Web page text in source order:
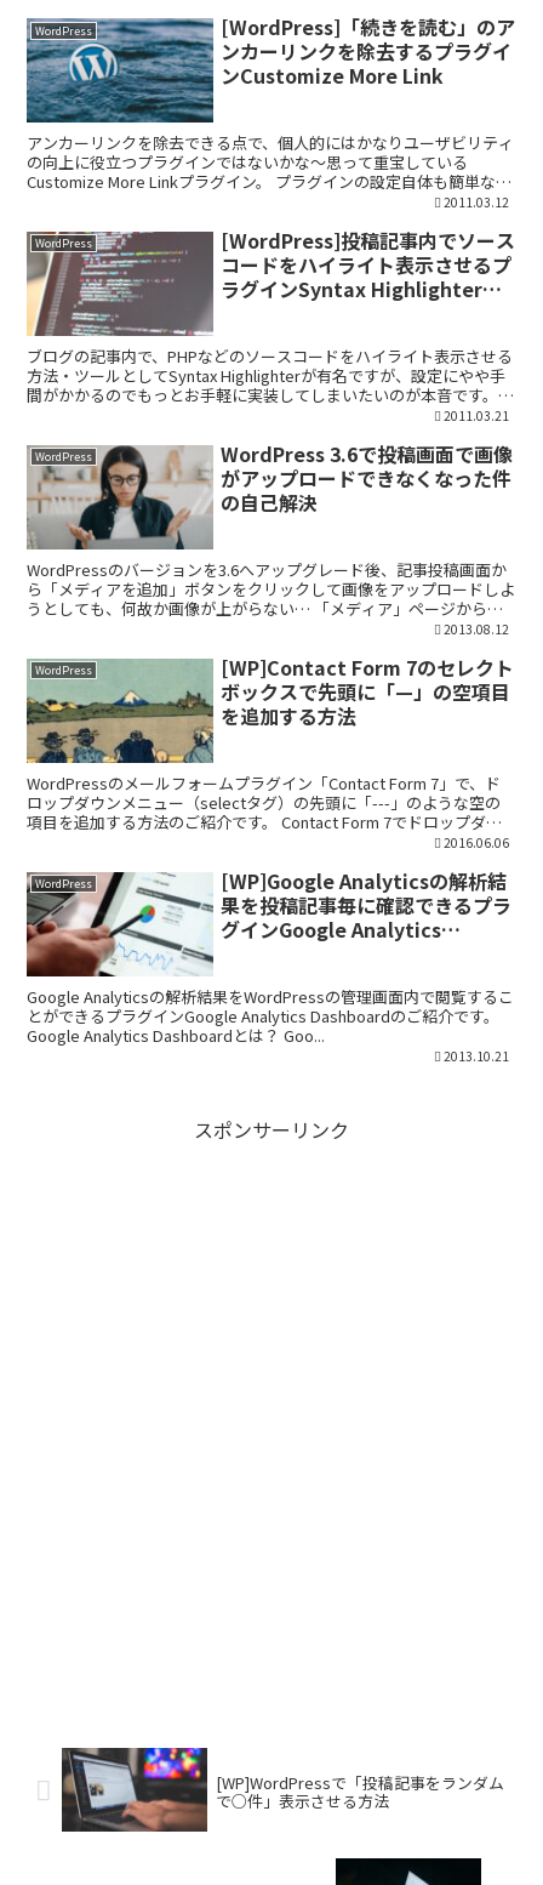
WordPress
[WordPress]「続きを読む」のア
ンカーリンクを除去するプラグイ
ンCustomize More Link
アンカーリンクを除去できる点で、個人的にはかなりユーザビリティ
の向上に役立つプラグインではないかな〜思って重宝している
Customize More Linkプラグイン。 プラグインの設定自体も簡単なの
2011.03.12
WordPress
[WordPress]投稿記事内でソース
コードをハイライト表示させるプ
ラグインSyntax Highlighterの
ブログの記事内で、PHPなどのソースコードをハイライト表示させる
方法・ツールとしてSyntax Highlighterが有名ですが、設定にやや手
間がかかるのでもっとお手軽に実装してしまいたいのが本音です。
2011.03.21
WordPress
WordPress 3.6で投稿画面で画像
がアップロードできなくなった件
の自己解決
WordPressのバージョンを3.6へアップグレード後、記事投稿画面か
ら「メディアを追加」ボタンをクリックして画像をアップロードしよ
うとしても、何故か画像が上がらない… 「メディア」ページからで
2013.08.12
WordPress
[WP]Contact Form 7のセレクト
ボックスで先頭に「—」の空項目
を追加する方法
WordPressのメールフォームプラグイン「Contact Form 7」で、ド
ロップダウンメニュー（selectタグ）の先頭に「---」のような空の
項目を追加する方法のご紹介です。 Contact Form 7でドロップダウ
2016.06.06
WordPress
[WP]Google Analyticsの解析結
果を投稿記事毎に確認できるプラ
グインGoogle Analytics
Google Analyticsの解析結果をWordPressの管理画面内で閲覧するこ
とができるプラグインGoogle Analytics Dashboardのご紹介です。
Google Analytics Dashboardとは？ Goo...
2013.10.21
スポンサーリンク
[WP]WordPressで「投稿記事をランダム
で○件」表示させる方法